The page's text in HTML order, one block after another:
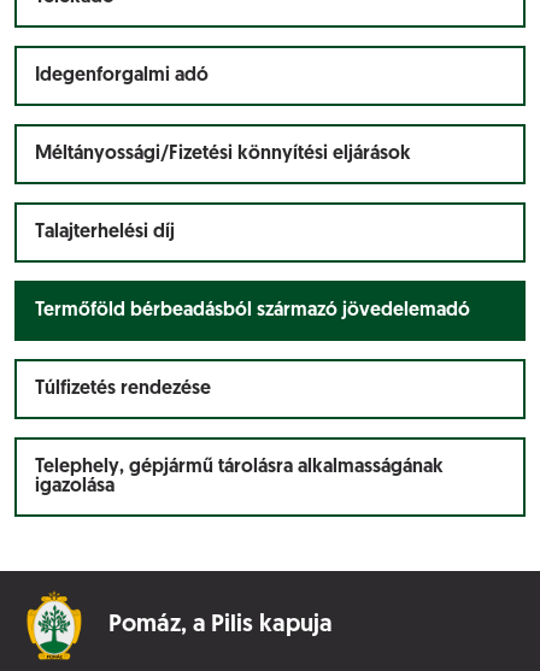
Idegenforgalmi adó
Méltányossági/Fizetési könnyítési eljárások
Talajterhelési díj
Termőföld bérbeadásból származó jövedelemadó
Túlfizetés rendezése
Telephely, gépjármű tárolásra alkalmasságának
igazolása
Pomáz, a Pilis kapuja